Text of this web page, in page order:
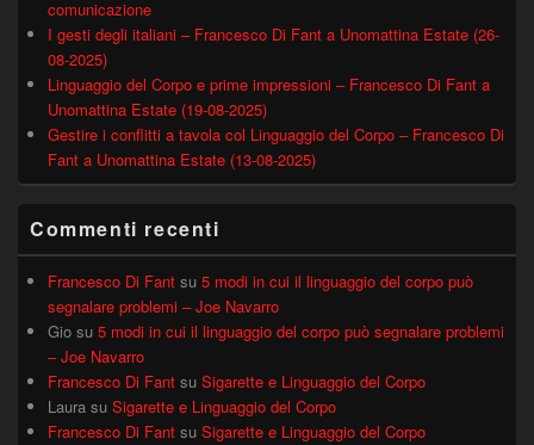
comunicazione
I gesti degli italiani – Francesco Di Fant a Unomattina Estate (26-
08-2025)
Linguaggio del Corpo e prime impressioni – Francesco Di Fant a
Unomattina Estate (19-08-2025)
Gestire i conflitti a tavola col Linguaggio del Corpo – Francesco Di
Fant a Unomattina Estate (13-08-2025)
Commenti recenti
Francesco Di Fant su 5 modi in cui il linguaggio del corpo può
segnalare problemi – Joe Navarro
Gio su 5 modi in cui il linguaggio del corpo può segnalare problemi
– Joe Navarro
Francesco Di Fant su Sigarette e Linguaggio del Corpo
Laura su Sigarette e Linguaggio del Corpo
Francesco Di Fant su Sigarette e Linguaggio del Corpo